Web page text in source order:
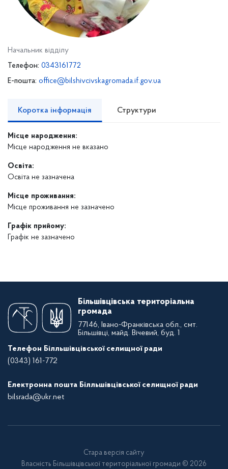
Начальник відділу
Телефон: 0343161772
E-пошта: office@bilshivcivskagromada.if.gov.ua
Коротка інформація Структури
Місце народження:
Місце народження не вказано
Освіта:
Освіта не зазначена
Місце проживання:
Місце проживання не зазначено
Графік прийому:
Графік не зазначено
Більшівцівська територіальна
громада
77146, Івано-Франківська обл., смт.
Більшівці, майд. Вічевий, буд. 1
Телефон Білльшівцівської селищної ради
(0343) 161-772
Електронна пошта Білльшівцівської селищної ради
bilsrada@ukr.net
Стара версія сайту
Власність Більшівцівської територіальної громади © 2026